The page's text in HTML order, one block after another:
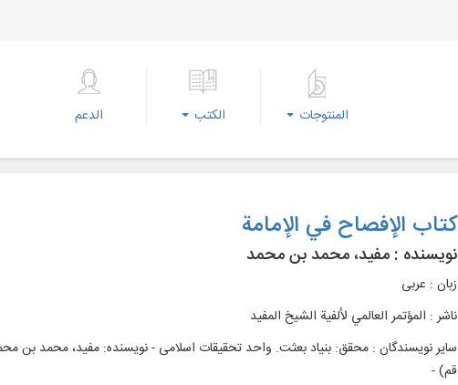
المنتوجات الكتب الدعم
کتاب الإفصاح في الإمامة
نویسنده : مفید، محمد بن محمد
زبان : عربی
ناشر : المؤتمر العالمي لألفية الشيخ المفيد
قم‌) -